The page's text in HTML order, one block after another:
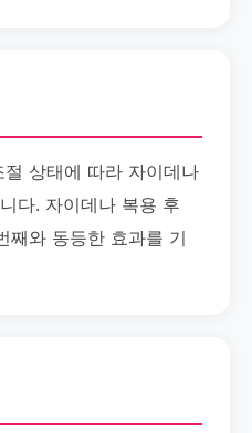
상태에 따라 자이데나
다. 자이데나 복용 후
째와 동등한 효과를 기